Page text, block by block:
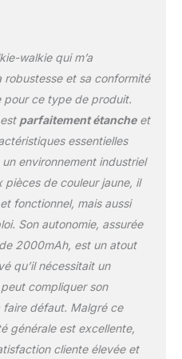
et aux abus
walkie
avec
lithium-ion de
mAh; Interface
A vers USB-C et
de base; charge
efficace; 12 heures
Nous
une garantie
5 ans et 30 jours sans
de retour ; 5 ans
garantie pour le corps
pour les
Talkie walkie
avec clip
renforcé; trois
walkie qui m’a
et sa conformité
pour ce type de produit.
parfaitement étancheet
essentielles
environnement industriel
pièces de couleur jaune, il
fonctionnel, mais aussi
Son autonomie, assurée
2000mAh, est un atout
qu’il nécessitait un
compliquer son
faire défaut. Malgré ce
générale est excellente,
cliente élevée et